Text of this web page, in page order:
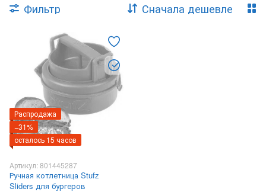
Фильтр Сначала дешевле
Распродажа
−31%
осталось 15 часов
Артикул: 801445287
Ручная котлетница Stufz
Sliders для бургеров